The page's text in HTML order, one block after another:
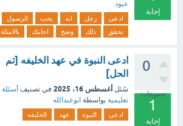
إجابة
عبود
ادعى رجل انه يحب
الرسول
يحقق
ذلك وضح اجابتك بالامثلة
0
تصويتات
1
إجابة
ادعى النبوة في عهد الخليفه [تم
الحل]
سُئل أغسطس 16، 2025 في تصنيف أسئلة
تعليمية بواسطة ابوعبدالله
ادعى النبوة عهد الخليفه